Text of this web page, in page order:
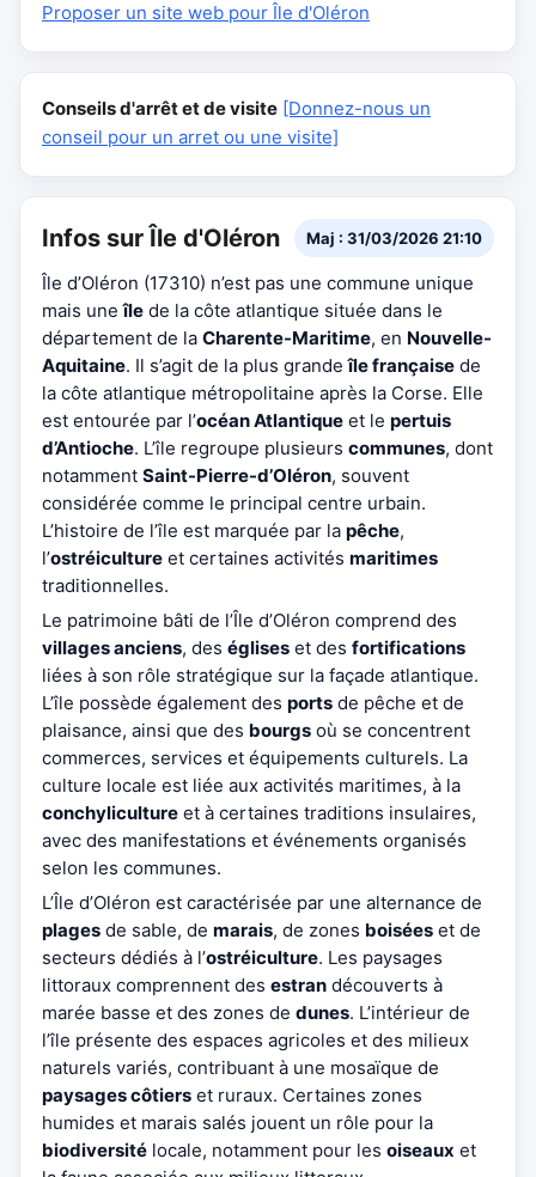
Proposer un site web pour Île d'Oléron
Conseils d'arrêt et de visite [Donnez-nous un
conseil pour un arret ou une visite]
Infos sur Île d'Oléron Maj : 31/03/2026 21:10
Île d’Oléron (17310) n’est pas une commune unique
mais uneîle de la côte atlantique située dans le
département de la Charente-Maritime, en Nouvelle-
Aquitaine. Il s’agit de la plus grandeîle française de
la côte atlantique métropolitaine après la Corse. Elle
est entourée par l’océan Atlantique et le pertuis
d’Antioche. L’île regroupe plusieurs communes, dont
notamment Saint-Pierre-d’Oléron, souvent
considérée comme le principal centre urbain.
L’histoire de l’île est marquée par la pêche,
l’ostréiculture et certaines activités maritimes
traditionnelles.
Le patrimoine bâti de l’Île d’Oléron comprend des
villages anciens, des églises et des fortifications
liées à son rôle stratégique sur la façade atlantique.
L’île possède également des ports de pêche et de
plaisance, ainsi que des bourgs où se concentrent
commerces, services et équipements culturels. La
culture locale est liée aux activités maritimes, à la
conchyliculture et à certaines traditions insulaires,
avec des manifestations et événements organisés
selon les communes.
L’Île d’Oléron est caractérisée par une alternance de
plages de sable, de marais, de zones boisées et de
secteurs dédiés à l’ostréiculture. Les paysages
littoraux comprennent des estran découverts à
marée basse et des zones de dunes. L’intérieur de
l’île présente des espaces agricoles et des milieux
naturels variés, contribuant à une mosaïque de
paysages côtiers et ruraux. Certaines zones
humides et marais salés jouent un rôle pour la
biodiversité locale, notamment pour les oiseaux et